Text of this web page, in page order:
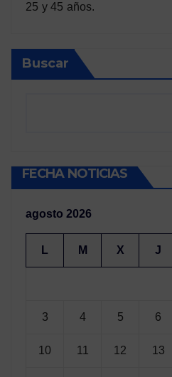
25 y 45 años.
Buscar
FECHA NOTICIAS
agosto 2026
L M X J
3 4 5 6
10 11 12 13